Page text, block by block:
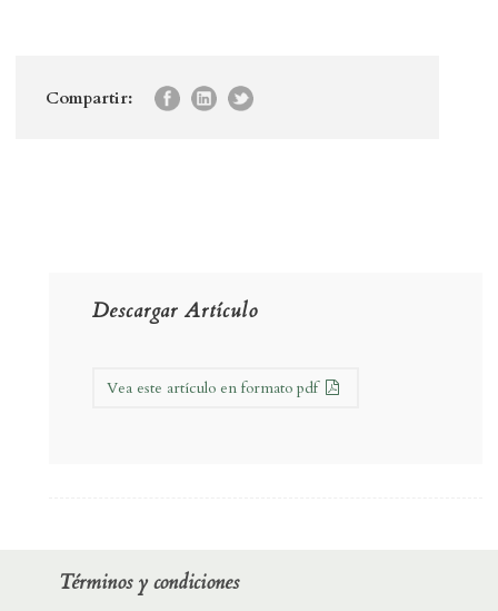
Compartir:
Descargar Artículo
Vea este artículo en formato pdf
Términos y condiciones